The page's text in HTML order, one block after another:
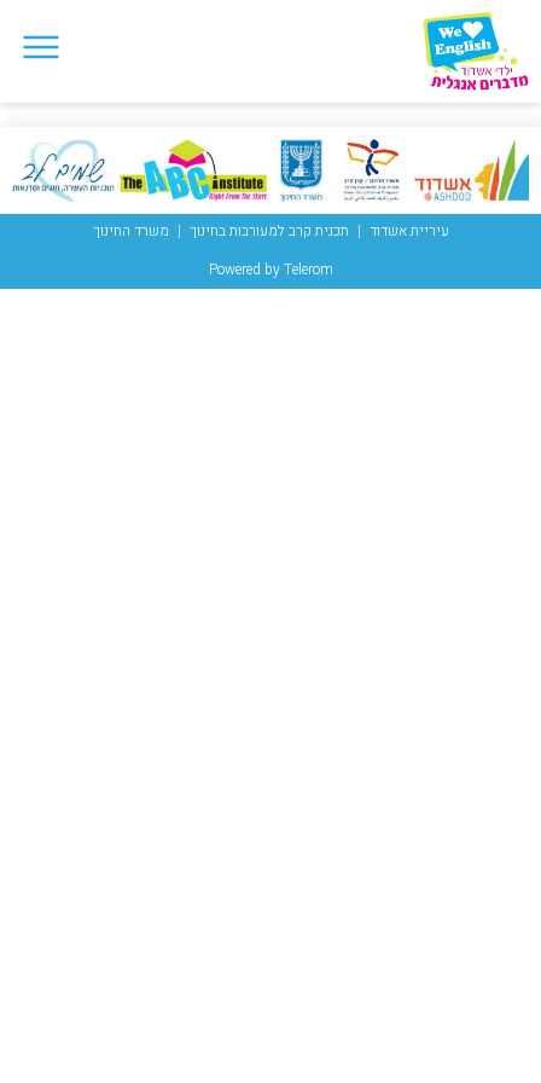
עיריית אשדוד תכנית קרב למעורבות בחינוך
משרד החינוך
Powered by Telerom